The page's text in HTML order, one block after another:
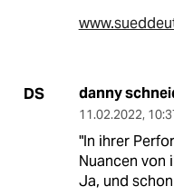
DS danny
11.02.2022,
"In ihrer
Nuancen von
Ja, und